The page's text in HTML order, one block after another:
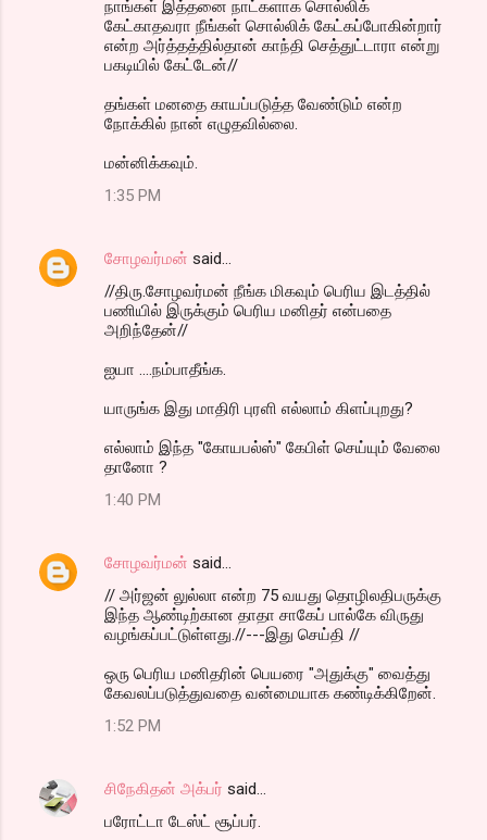
நாங்கள் இத்தனை நாட்களாக சொல்லிக்
கேட்காதவரா நீங்கள் சொல்லிக் கேட்கப்போகின்றார்
என்ற அர்த்தத்தில்தான் காந்தி செத்துட்டாரா என்று
பகடியில் கேட்டேன்//
தங்கள் மனதை காயப்படுத்த வேண்டும் என்ற
நோக்கில் நான் எழுதவில்லை.
மன்னிக்கவும்.
1:35 PM
சோழவர்மன் said…
//திரு.சோழவர்மன் நீங்க மிகவும் பெரிய இடத்தில்
பணியில் இருக்கும் பெரிய மனிதர் என்பதை
அறிந்தேன்//
ஐயா ....நம்பாதீங்க.
யாருங்க இது மாதிரி புரளி எல்லாம் கிளப்புறது?
எல்லாம் இந்த "கோயபல்ஸ்" கேபிள் செய்யும் வேலை
தானோ ?
1:40 PM
சோழவர்மன் said…
// அர்ஜன் லுல்லா என்ற 75 வயது தொழிலதிபருக்கு
இந்த ஆண்டிற்கான தாதா சாகேப் பால்கே விருது
வழங்கப்பட்டுள்ளது.//---இது செய்தி //
ஒரு பெரிய மனிதரின் பெயரை "அதுக்கு" வைத்து
கேவலப்படுத்துவதை வன்மையாக கண்டிக்கிறேன்.
1:52 PM
சிநேகிதன் அக்பர் said…
பரோட்டா டேஸ்ட் சூப்பர்.